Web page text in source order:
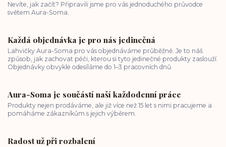
Nevíte, jak začít? Připravili jsme pro vás jednoduchého průvodce
světem Aura-Soma.
Každá objednávka je pro nás jedinečná
Lahvičky Aura-Soma pro vás objednáváme průběžně. Je to náš
způsob, jak zachovat péči, kterou si tyto jedinečné produkty zaslouží.
Objednávky obvykle odesíláme do 1–3 pracovních dnů.
Aura-Soma je součástí naší každodenní práce
Produkty nejen prodáváme, ale již více než 15 let s nimi pracujeme a
pomáháme zákazníkům s jejich výběrem.
Radost už při rozbalení